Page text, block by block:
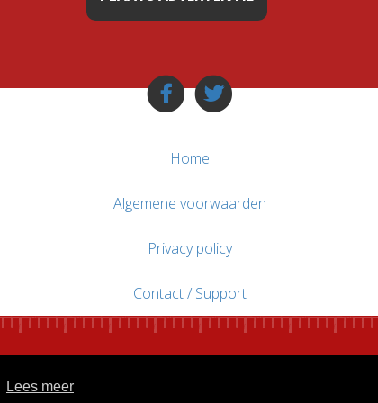
Lees meer
Home
Algemene voorwaarden
Privacy policy
Contact / Support
© WebsitesTeKoop.nl 2010 - 2026